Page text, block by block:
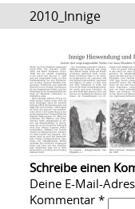
2010_Innige
Schreibe einen
Deine E-Mail-
Kommentar *